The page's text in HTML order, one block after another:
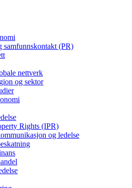
samfunnskontakt (PR)
nettverk
og sektor
Rights (IPR)
og ledelse